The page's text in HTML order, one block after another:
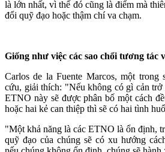
là lớn nhất, vì thế đó cũng là điểm mà
đổi quỹ đạo hoặc thậm chí va chạm.
Giống như việc các sao chổi tương tác
Carlos de la Fuente Marcos, một trong
cứu, giải thích: "Nếu không có gì cản trở
ETNO này sẽ được phân bố một cách
hoặc hai kẻ can thiệp thì sẽ có hai tình
"Một khả năng là các ETNO là ổn định,
quỹ đạo của chúng sẽ có xu hướng